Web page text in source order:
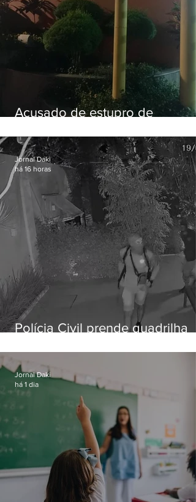
Acusado de estupro de
Polícia Civil prende quadrilha
residências de luxo no Rio
Jornal Daki
há 16 horas
Jornal Daki
há 1 dia